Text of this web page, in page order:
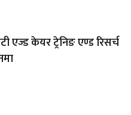
एज्ड केयर ट्रेनिङ एण्ड रिसर्च